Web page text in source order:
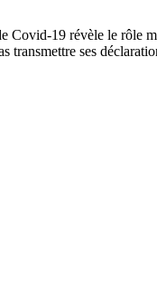
Covid-19 révèle le
transmettre ses